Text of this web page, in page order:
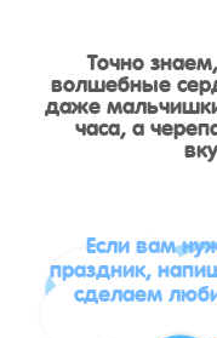
Точно
волшебные
дажечаса, а
Если вам
праздник,
сделаем